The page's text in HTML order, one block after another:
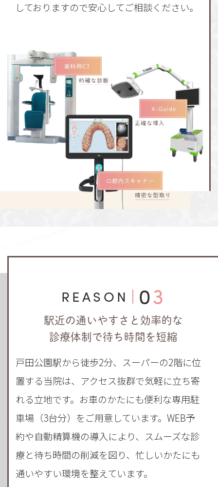
しておりますので安心してご相談ください。
REASON 03
駅近の通いやすさと効率的な
診療体制で待ち時間を短縮
戸田公園駅から徒歩2分、スーパーの2階に位
置する当院は、アクセス抜群で気軽に立ち寄
れる立地です。お車のかたにも便利な専用駐
車場（3台分）をご用意しています。WEB予
約や自動精算機の導入により、スムーズな診
療と待ち時間の削減を図り、忙しいかたにも
通いやすい環境を整えています。